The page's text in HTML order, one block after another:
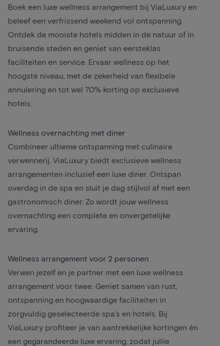
Boek een luxe wellness arrangement bij ViaLuxury en
beleef een verfrissend weekend vol ontspanning.
Ontdek de mooiste hotels midden in de natuur of in
bruisende steden en geniet van eersteklas
faciliteiten en service. Ervaar wellness op het
hoogste niveau, met de zekerheid van flexibele
annulering en tot wel 70% korting op exclusieve
hotels.
Wellness overnachting met diner
Combineer ultieme ontspanning met culinaire
verwennerij . ViaLuxury biedt exclusieve wellness
arrangementen inclusief een luxe diner. Ontspan
overdag in de spa en sluit je dag stijlvol af met een
gastronomisch diner. Zo wordt jouw wellness
overnachting een complete en onvergetelijke
ervaring.
Wellness arrangement voor 2 personen
Verwen jezelf en je partner met een luxe wellness
arrangement voor twee. Geniet samen van rust,
ontspanning en hoogwaardige faciliteiten in
zorgvuldig geselecteerde spa’s en hotels. Bij
ViaLuxury profiteer je van aantrekkelijke kortingen én
een gegarandeerde luxe ervaring, zodat jullie